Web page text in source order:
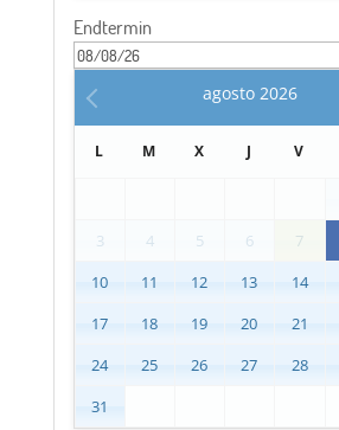
Endtermin
agosto 2026
L M X J V
3
4 5 6 7
10
11 12 13 14
17
18 19 20 21
24
25 26 27 28
31